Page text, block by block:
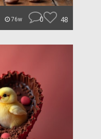
76w 0 48